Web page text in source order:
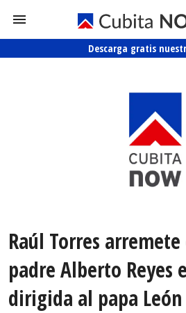
Descarga gratis
Raúl Torres
padre Alberto Reyes
dirigida al papa León